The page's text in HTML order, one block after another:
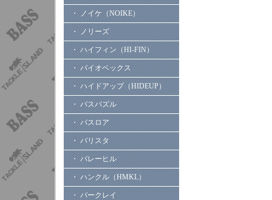
・ ノイケ（NOIKE）
・ ノリーズ
・ ハイフィン（HI-FIN）
・ バイオベックス
・ ハイドアップ（HIDEUP）
・ バスパズル
・ バスロア
・ バリスタ
・ バレーヒル
・ ハンクル（HMKL）
・ バークレイ